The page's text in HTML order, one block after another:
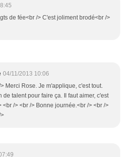
de fée<br /> C'est joliment brodé<br />
04/11/2013 10:06
Merci Rose. Je m'applique, c'est tout.
de talent pour faire ça. Il faut aimer, c'est
<br /> <br /> Bonne journée.<br /> <br />